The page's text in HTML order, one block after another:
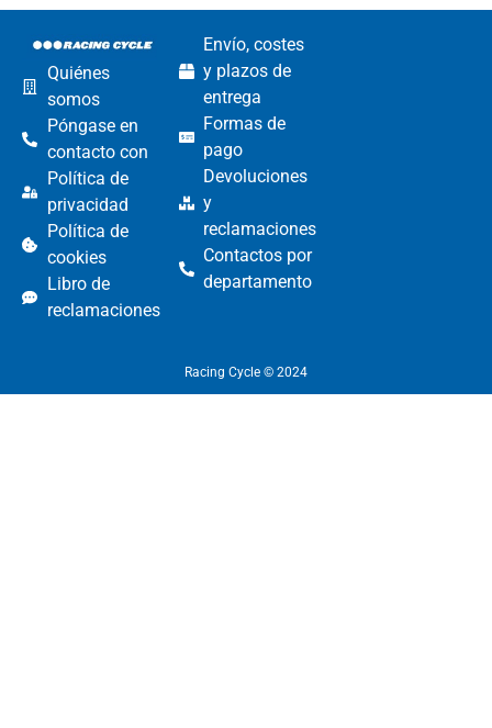
Quiénes
somos
Póngase en
contacto con
Política de
privacidad
Política de
cookies
Libro de
reclamaciones
Envío, costes
y plazos de
entrega
Formas de
pago
Devoluciones
y
reclamaciones
Contactos por
departamento
Racing Cycle © 2024